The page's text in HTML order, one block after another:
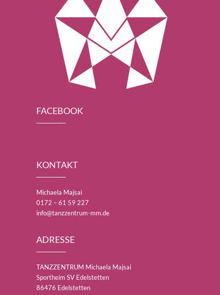
FACEBOOK
KONTAKT
Michaela Majsai
0172 – 61 59 227
info@tanzzentrum-mm.de
ADRESSE
TANZZENTRUM Michaela Majsai
Sportheim SV Edelstetten
86476 Edelstetten